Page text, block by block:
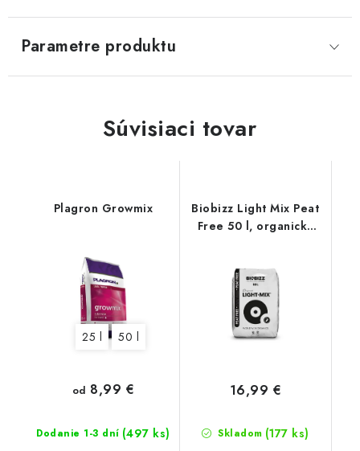
Parametre produktu
Súvisiaci tovar
Plagron Growmix
25 l 50 l
Dodanie 1-3 dní (497 ks)
od 8,99 €
Biobizz Light Mix Peat
Free 50 l, organický
Skladom (177 ks)
16,99 €